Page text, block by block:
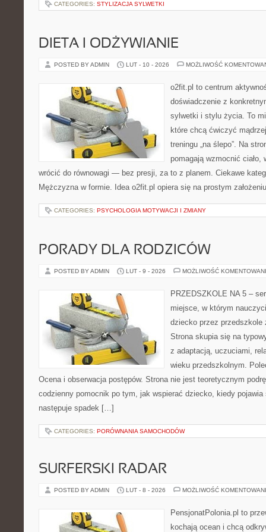
CATEGORIES: STYLIZACJA SYLWETKI
DIETA I ODŻYWIANIE
POSTED BY ADMIN LUT - 10 - 2026 MOŻLIWOŚĆ
o2fit.pl to centrum
doświadczenie z
sylwetki i stylu życia. To
które chcą ćwiczyć
treningu „na ślepo”. Na
pomagają wzmocnić
wrócić do równowagi — bez presji, za to z planem. Ciekawe
Mężczyzna w formie. Idea o2fit.pl opiera się na prostym
CATEGORIES: PSYCHOLOGIA MOTYWACJI I ZMIANY
PORADY DLA RODZICÓW
POSTED BY ADMIN LUT - 9 - 2026 MOŻLIWOŚĆ
PRZEDSZKOLE NA 5 –
miejsce, w którym
dziecko przez przedszkole
Strona skupia się na
z adaptacją, uczuciami,
wieku przedszkolnym.
Ocena i obserwacja postępów. Strona nie jest teoretycznym
codzienny pomocnik po tym, jak wspierać dziecko, kiedy pojawia
następuje spadek […]
CATEGORIES: PORÓWNANIA SAMOCHODÓW
SURFERSKI RADAR
POSTED BY ADMIN LUT - 8 - 2026 MOŻLIWOŚĆ
PensjonatPolonia.pl to
kochają ocean i chcą